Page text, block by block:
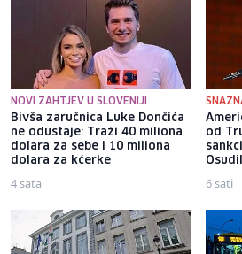
NOVI ZAHTJEV U SLOVENIJI
Bivša zaručnica Luke Dončića
ne odustaje: Traži 40 miliona
dolara za sebe i 10 miliona
dolara za kćerke
4 sata
od
6 sati